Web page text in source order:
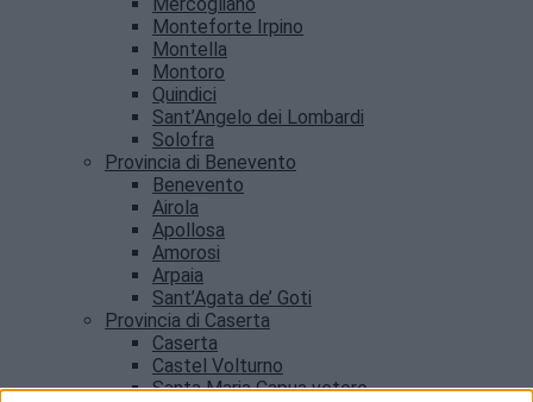
Mercogliano
Monteforte Irpino
Montella
Montoro
Quindici
Sant’Angelo dei Lombardi
Solofra
Provincia di Benevento
Benevento
Airola
Apollosa
Amorosi
Arpaia
Sant’Agata de’ Goti
Provincia di Caserta
Caserta
Castel Volturno
Santa Maria Capua vetere